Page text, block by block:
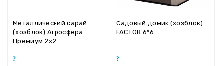
Металлический сарай
(хозблок) Агросфера
Премиум 2х2
Садовый домик (хозблок)
FACTOR 6*6